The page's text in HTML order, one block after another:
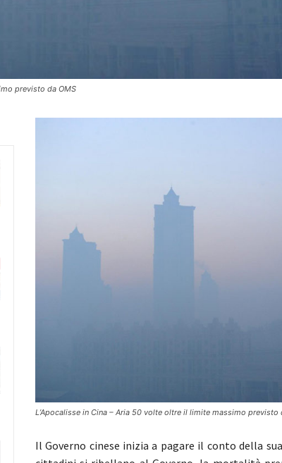
previsto da OMS
L’Apocalisse in Cina – Aria 50 volte oltre il limite massimo previsto
Il Governo cinese inizia a pagare il conto della